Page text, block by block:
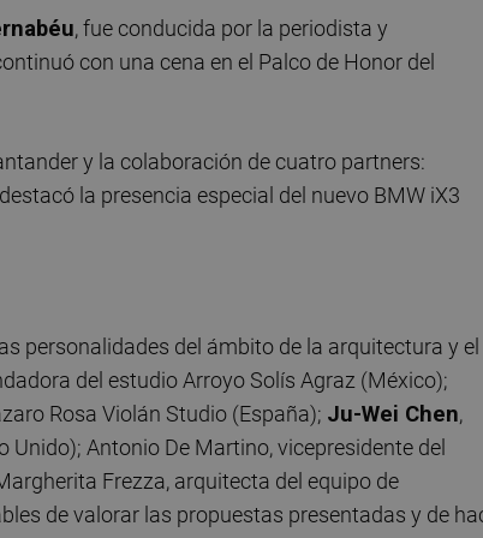
, fue conducida por la periodista y
con una cena en el Palco de Honor del
y la colaboración de cuatro partners:
la presencia especial del nuevo BMW iX3
personalidades del ámbito de la arquitectura y el
del estudio Arroyo Solís Agraz (México);
Rosa Violán Studio (España); Ju-Wei Chen,
Antonio De Martino, vicepresidente del
Frezza, arquitecta del equipo de
de valorar las propuestas presentadas y de